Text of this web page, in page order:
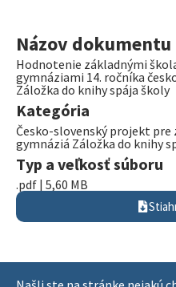
Názov dokumentu
Hodnotenie základnými
gymnáziami 14. ročníka
Záložka do knihy spája školy
Kategória
Česko-slovenský projekt pre
gymnáziá Záložka do knihy
Typ a veľkosť súboru
.pdf | 5,60 MB